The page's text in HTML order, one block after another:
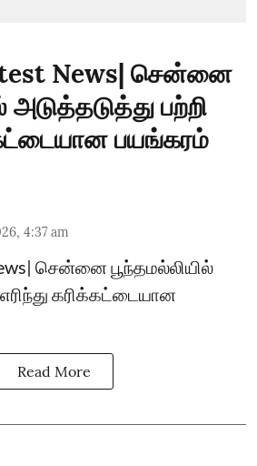
News| சென்னை
அடுத்தடுத்து பற்றி
பயங்கரம்
4:37 am
சென்னை பூந்தமல்லியில்
கரிக்கட்டையான
Read More